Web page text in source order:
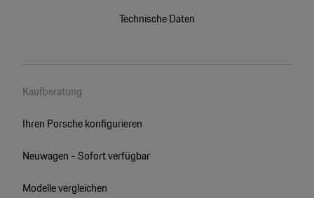
Technische Daten
Kaufberatung
Ihren Porsche konfigurieren
Neuwagen - Sofort verfügbar
Modelle vergleichen